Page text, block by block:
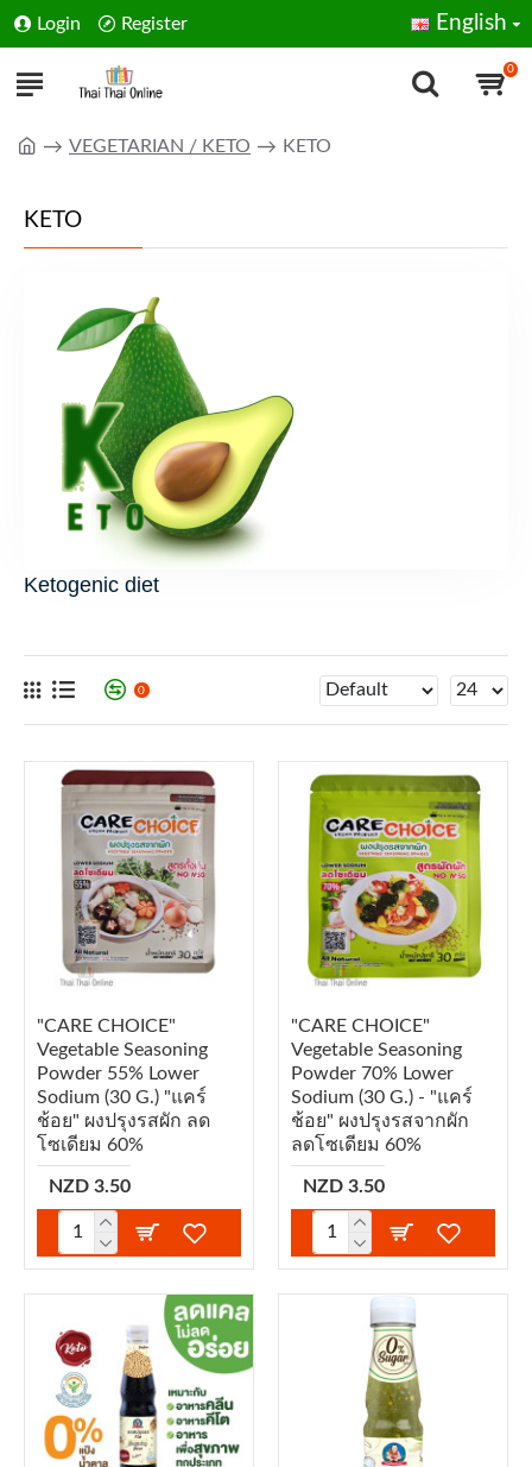
Login Register English
0
VEGETARIAN / KETO KETO
KETO
Ketogenic diet
0
"CARE CHOICE"
Vegetable Seasoning
Powder 55% Lower
Sodium (30 G.) "แคร์
ช้อย" ผงปรุงรสผัก ลด
โซเดียม 60%
NZD 3.50
"CARE CHOICE"
Vegetable Seasoning
Powder 70% Lower
Sodium (30 G.) - "แคร์
ช้อย" ผงปรุงรสจากผัก
ลดโซเดียม 60%
NZD 3.50